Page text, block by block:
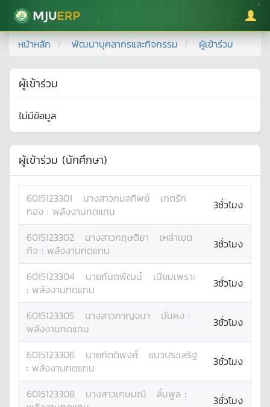
มหาวิทยาลัยแม่โจ้
หน้าหลัก พัฒนาบุคลากรและกิจกรรม ผู้เข้าร่วม
ผู้เข้าร่วม
ไม่มีข้อมูล
ผู้เข้าร่วม (นักศึกษา)
6015123301 นางสาวกมลทิพย์
เกตรัก
ทอง : พลังงานทดแทน 3ชั่วโมง
6015123302 นางสาวกฤษติยา
เหล่าเขต
กิจ : พลังงานทดแทน 3ชั่วโมง
6015123304 นายกันตพัฒน์
เนียมเพราะ
: พลังงานทดแทน 3ชั่วโมง
6015123305 นางสาวกาญจนา มั่นคง :
พลังงานทดแทน
3ชั่วโมง
6015123306 นายกิตติพงศ์
แนวประเสริฐ
: พลังงานทดแทน 3ชั่วโมง
6015123308 นางสาวเกษมณี ลิ้มพูล :
3ชั่วโมง